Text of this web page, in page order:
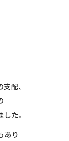
配、
た。
あり